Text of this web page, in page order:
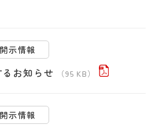
示情報
お知らせ （95 KB）
示情報